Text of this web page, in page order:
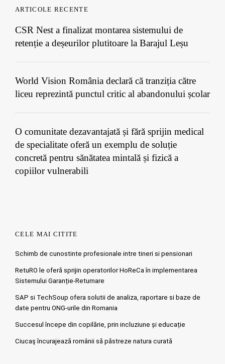
ARTICOLE RECENTE
CSR Nest a finalizat montarea sistemului de
retenție a deșeurilor plutitoare la Barajul Leșu
World Vision România declară că tranziția către
liceu reprezintă punctul critic al abandonului școlar
O comunitate dezavantajată și fără sprijin medical
de specialitate oferă un exemplu de soluție
concretă pentru sănătatea mintală și fizică a
copiilor vulnerabili
CELE MAI CITITE
Schimb de cunostinte profesionale intre tineri si pensionari
RetuRO le oferă sprijin operatorilor HoReCa în implementarea
Sistemului Garanție-Returnare
SAP si TechSoup ofera solutii de analiza, raportare si baze de
date pentru ONG-urile din Romania
Succesul începe din copilărie, prin incluziune și educație
Ciucaş încurajează românii să păstreze natura curată